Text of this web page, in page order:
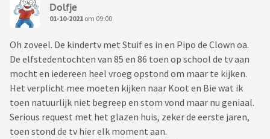
Dolfje
01-10-2021 om 09:00
Oh zoveel. De kindertv met Stuif es in en Pipo de Clown oa.
De elfstedentochten van 85 en 86 toen op school de tv aan
mocht en iedereen heel vroeg opstond om maar te kijken.
Het verplicht mee moeten kijken naar Koot en Bie wat ik
toen natuurlijk niet begreep en stom vond maar nu geniaal.
Serious request met het glazen huis, zeker de eerste jaren,
toen stond de tv hier elk moment aan.